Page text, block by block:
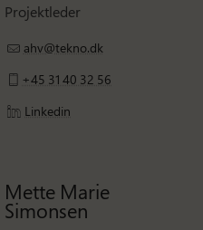
Projektleder
ahv@tekno.dk
+45 31 40 32 56
Linkedin
Mette Marie
Simonsen